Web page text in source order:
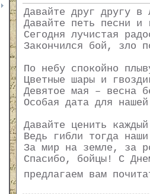
Давайте друг другу в
Давайте петь песни и
Сегодня лучистая
Закончился бой, зло
По небу спокойно
Цветные шары и
Девятое мая – весна
Особая дата для
Давайте ценить
Ведь гибли тогда
За мир на земле, за
Спасибо, бойцы! С
предлагаем вам